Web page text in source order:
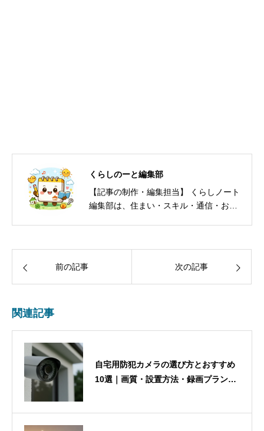
くらしのーと編集部
【記事の制作・編集担当】 くらしノート
編集部は、住まい・スキル・通信・お
体験・取材・事例を踏まえ、読者が「今
日やること」まで分かる記事づくりを心
前の記事 次の記事
関連記事
自宅用防犯カメラの選び方とおすすめ
10選｜画質・設置方法・録画プランを